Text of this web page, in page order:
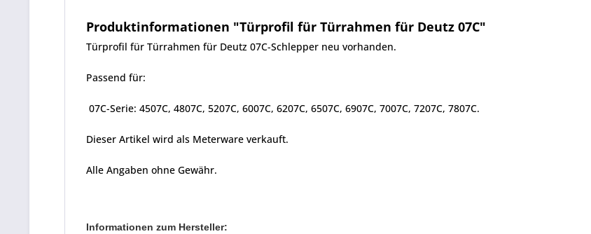
Produktinformationen "Türprofil für Türrahmen für Deutz 07C"
Türprofil für Türrahmen für Deutz 07C-Schlepper neu vorhanden.
Passend für:
07C-Serie: 4507C, 4807C, 5207C, 6007C, 6207C, 6507C, 6907C, 7007C, 7207C, 7807C.
Dieser Artikel wird als Meterware verkauft.
Alle Angaben ohne Gewähr.
Informationen zum Hersteller: